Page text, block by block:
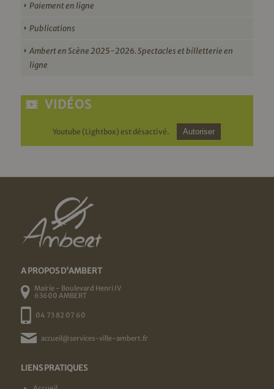
Paiement en ligne
Publications
Ambert en Scène 2025-2026. Spectacles et billetterie en
ligne
VIDÉOS
Youtube (Lightbox) est désactivé. Autoriser
A PROPOS D'AMBERT
Mairie - Boulevard Henri IV
63600 AMBERT
04 73 82 07 60
accueil@services-ville-ambert.fr
LIENS PRATIQUES